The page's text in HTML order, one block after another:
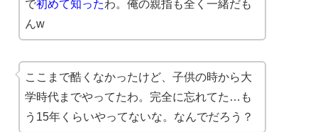
で初めて知ったわ。俺の親指も全く一緒だも
んw
ここまで酷くなかったけど、子供の時から大
学時代までやってたわ。完全に忘れてた…も
う15年くらいやってないな。なんでだろう？